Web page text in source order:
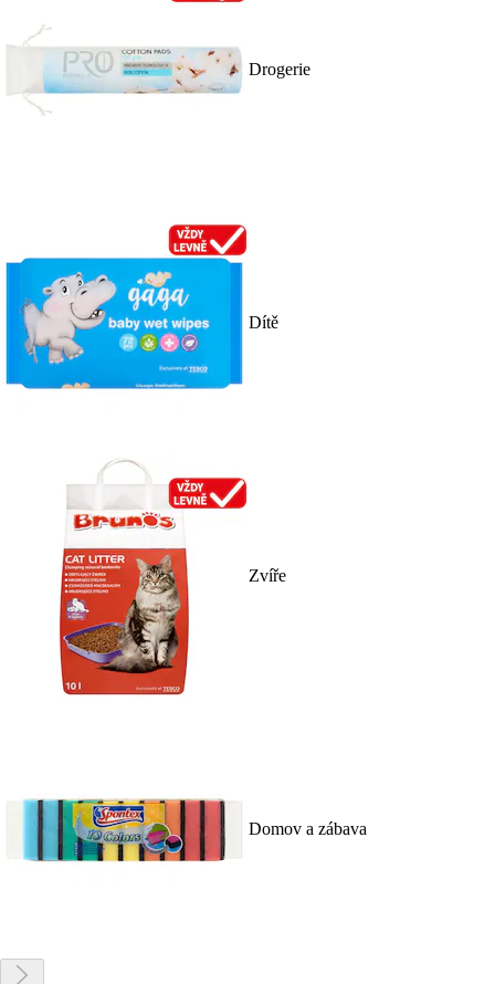
Drogerie
Dítě
Zvíře
Domov a zábava